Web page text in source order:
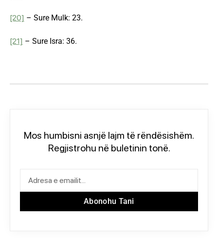
[20] – Sure Mulk: 23.
[21] – Sure Isra: 36.
Mos humbisni asnjë lajm të rëndësishëm.
Regjistrohu në buletinin tonë.
Abonohu Tani